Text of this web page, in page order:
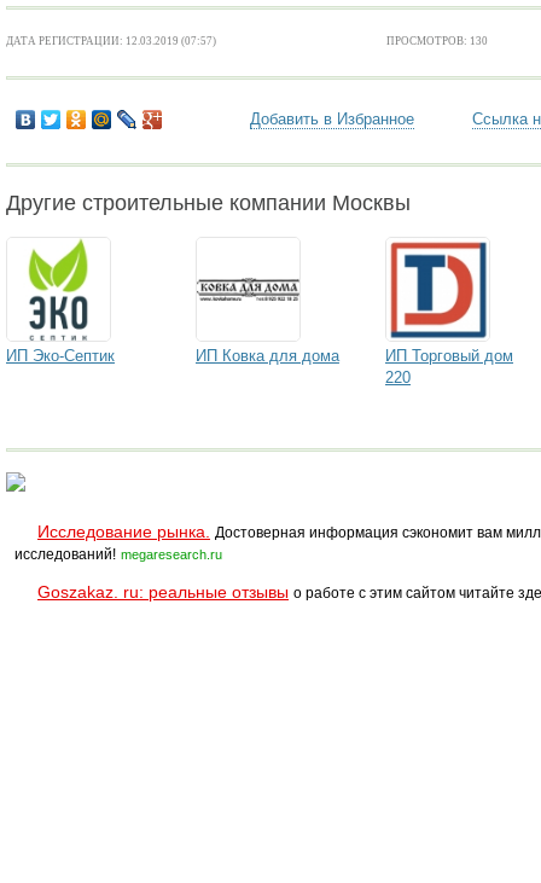
ДАТА РЕГИСТРАЦИИ: 12.03.2019 (07:57) ПРОСМОТРОВ: 130
Добавить в Избранное Ссылка
Другие строительные компании Москвы
ИП Эко-Септик ИП Ковка для дома
ИП Торговый дом
220
Исследование рынка.
Достоверная информация сэкономит вам
исследований! megaresearch.ru
Goszakaz. ru: реальные отзывы о работе с этим сайтом читайте